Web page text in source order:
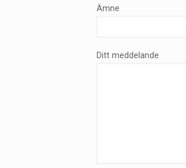
Ämne
Ditt meddelande